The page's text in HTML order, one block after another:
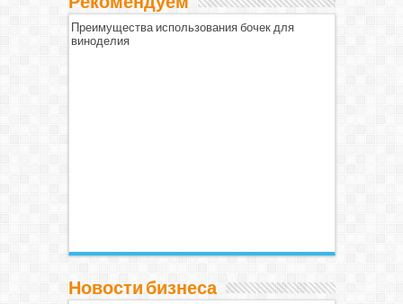
Преимущества использования бочек для
виноделия
Новости бизнеса